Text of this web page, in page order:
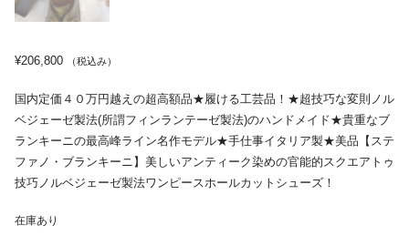
¥206,800 （税込み）
国内定価４０万円越えの超高額品★履ける工芸品！★超技巧な変則ノル
ベジェーゼ製法(所謂フィンランテーゼ製法)のハンドメイド★貴重なブ
ランキーニの最高峰ライン名作モデル★手仕事イタリア製★美品【ステ
ファノ・ブランキーニ】美しいアンティーク染めの官能的スクエアトゥ
技巧ノルベジェーゼ製法ワンピースホールカットシューズ！
在庫あり